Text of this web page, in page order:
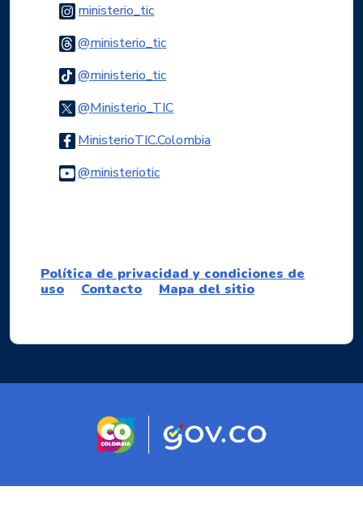
ministerio_ticLogo Instagram
@ministerio_ticLogo Threads
@ministerio_ticLogo Tiktok
@Ministerio_TICLogo Twitter
MinisterioTIC.ColombiaLogo Facebook
@ministerioticLogo Youtube
Política de privacidad y condiciones de
uso
Contacto Mapa del sitio
Logo marca Colombia